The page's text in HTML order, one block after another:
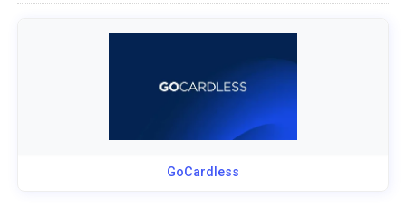
GoCardless